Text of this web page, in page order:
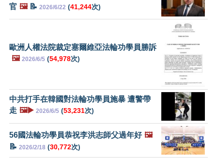
官 🖼️📝 2026/6/22 (41,244次)
歐洲人權法院裁定塞爾維亞法輪功學員勝訴
🖼️ 2026/6/5 (54,978次)
中共打手在韓國對法輪功學員施暴 遭警帶
走 🖼️▶️ 2026/6/5 (53,231次)
56國法輪功學員恭祝李洪志師父過年好 🖼️
📝 2026/2/18 (30,772次)